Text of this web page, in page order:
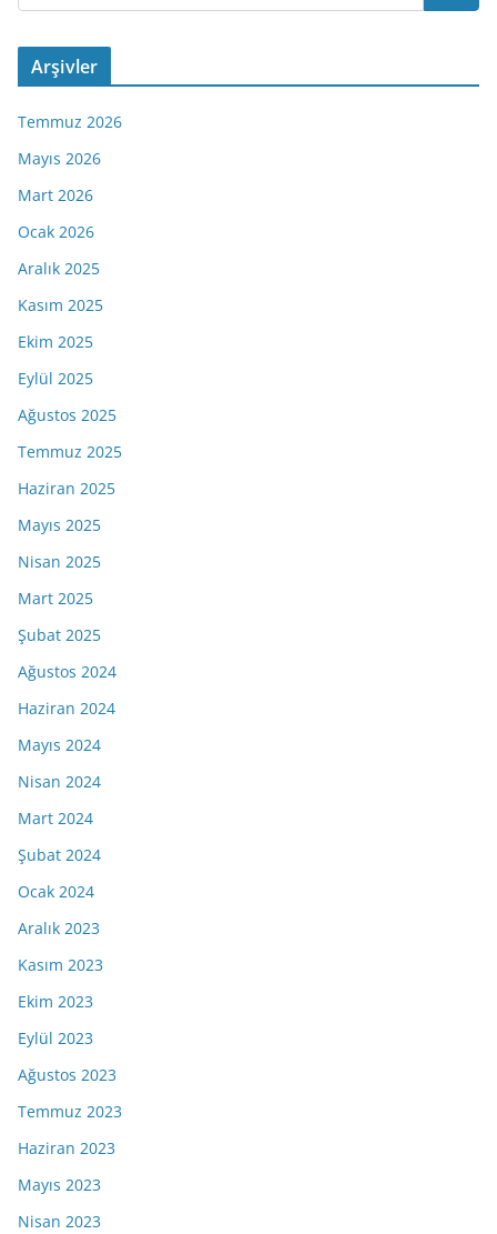
Arşivler
Temmuz 2026
Mayıs 2026
Mart 2026
Ocak 2026
Aralık 2025
Kasım 2025
Ekim 2025
Eylül 2025
Ağustos 2025
Temmuz 2025
Haziran 2025
Mayıs 2025
Nisan 2025
Mart 2025
Şubat 2025
Ağustos 2024
Haziran 2024
Mayıs 2024
Nisan 2024
Mart 2024
Şubat 2024
Ocak 2024
Aralık 2023
Kasım 2023
Ekim 2023
Eylül 2023
Ağustos 2023
Temmuz 2023
Haziran 2023
Mayıs 2023
Nisan 2023